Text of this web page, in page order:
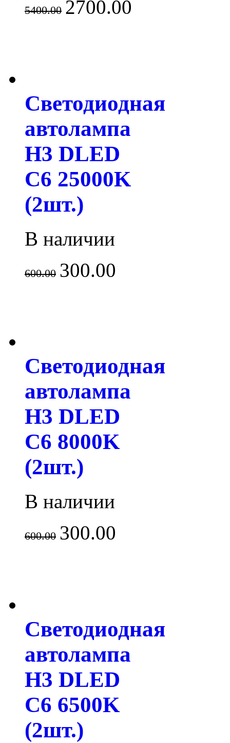
5400.00 2700.00
Светодиодная
автолампа
H3 DLED
C6 25000K
(2шт.)
В наличии
600.00 300.00
Светодиодная
автолампа
H3 DLED
C6 8000K
(2шт.)
В наличии
600.00 300.00
Светодиодная
автолампа
H3 DLED
C6 6500K
(2шт.)